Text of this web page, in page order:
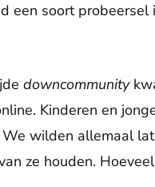
een soort
downcommunity
Kinderen en
wilden allemaal
ze houden.